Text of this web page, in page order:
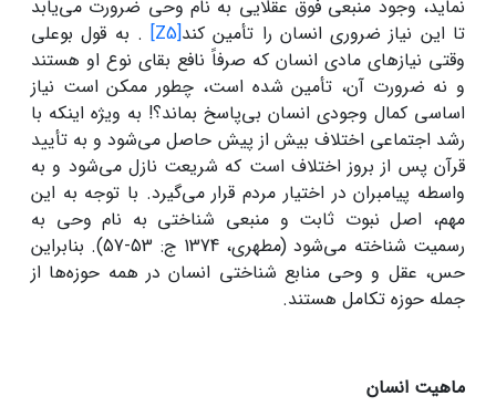
نماید، وجود منبعی فوق عقلایی به نام وحی ضرورت می‌یابد
تا این نیاز ضروری انسان را تأمین کند[Z5]
. به قول بوعلی
وقتی نیازهای مادی انسان که صرفاً نافع بقای نوع او هستند
و نه ضرورت آن، تأمین شده است، چطور ممکن است نیاز
اساسی کمال وجودی انسان بی‌پاسخ بماند؟! به ویژه اینکه با
رشد اجتماعی اختلاف بیش از پیش حاصل می‌شود و به تأیید
قرآن پس از بروز اختلاف است که شریعت نازل می‌شود و به
واسطه پیامبران در اختیار مردم قرار می‌گیرد. با توجه به این
مهم، اصل نبوت ثابت و منبعی شناختی به نام وحی به
رسمیت شناخته می‌شود (مطهری، 1374 ج: 53-57). بنابراین
حس، عقل و وحی منابع شناختی انسان در همه حوزه‌ها از
جمله حوزه تکامل هستند.
ماهیت انسان